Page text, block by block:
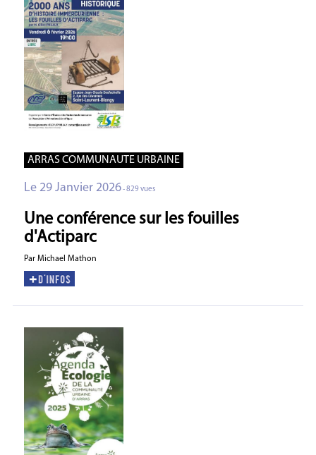
ARRAS COMMUNAUTE URBAINE
Le 29 Janvier 2026- 829 vues
Une conférence sur les fouilles
d'Actiparc
Par Michael Mathon